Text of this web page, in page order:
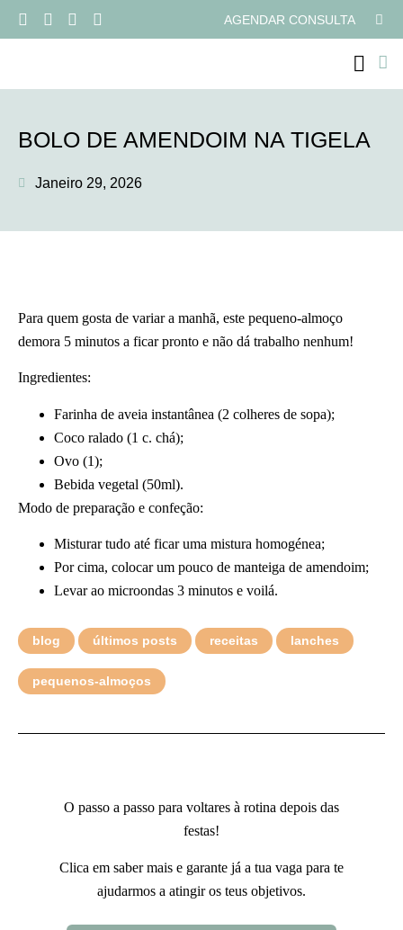
AGENDAR CONSULTA
BOLO DE AMENDOIM NA TIGELA
Janeiro 29, 2026
Para quem gosta de variar a manhã, este pequeno-almoço
demora 5 minutos a ficar pronto e não dá trabalho nenhum!
Ingredientes:
Farinha de aveia instantânea (2 colheres de sopa);
Coco ralado (1 c. chá);
Ovo (1);
Bebida vegetal (50ml).
Modo de preparação e confeção:
Misturar tudo até ficar uma mistura homogénea;
Por cima, colocar um pouco de manteiga de amendoim;
Levar ao microondas 3 minutos e voilá.
blog últimos posts receitas lanches
pequenos-almoços
O passo a passo para voltares à rotina depois das
festas!
Clica em saber mais e garante já a tua vaga para te
ajudarmos a atingir os teus objetivos.